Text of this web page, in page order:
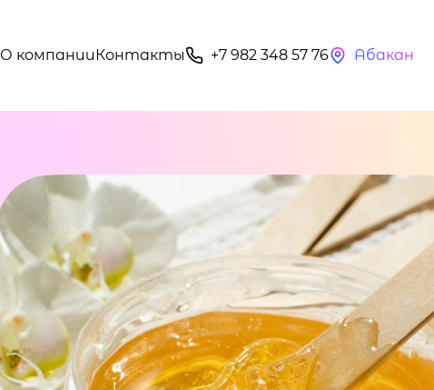
О компанииКонтакты +7 982 348 57 76 Абакан